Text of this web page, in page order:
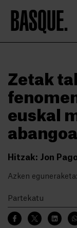
BASQUE.
Zetak
euskal
Hitzak: Jon
Azken
Partekatu